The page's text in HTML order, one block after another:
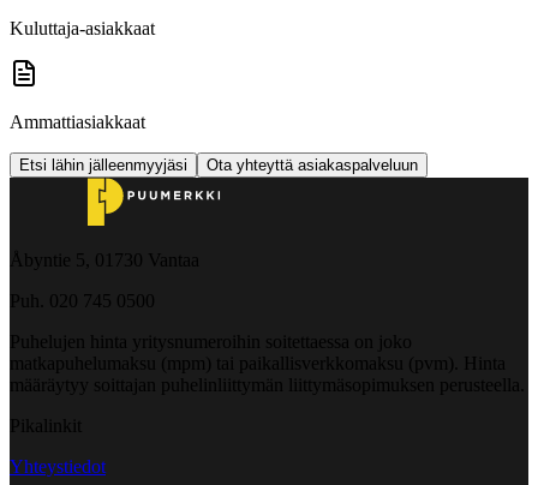
Kuluttaja-asiakkaat
Ammattiasiakkaat
Etsi lähin jälleenmyyjäsi Ota yhteyttä asiakaspalveluun
Åbyntie 5, 01730 Vantaa
Puh. 020 745 0500
Puhelujen hinta yritysnumeroihin soitettaessa on joko
matkapuhelumaksu (mpm) tai paikallisverkkomaksu (pvm). Hinta
määräytyy soittajan puhelinliittymän liittymäsopimuksen perusteella.
Pikalinkit
Yhteystiedot